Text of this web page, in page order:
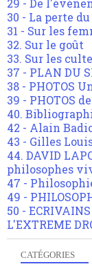
29 - De
30 - La perte
31 - Sur les
32. Sur le goût
33. Sur les
37 - PLAN DU
38 - PHOTOS
39 - PHOTOS
40.
42 - Alain
43 - Gilles
44. DAVID
philosophes
47 -
49 -
50 - ECRIVAINS
L'EXTREME
CATÉGORIES